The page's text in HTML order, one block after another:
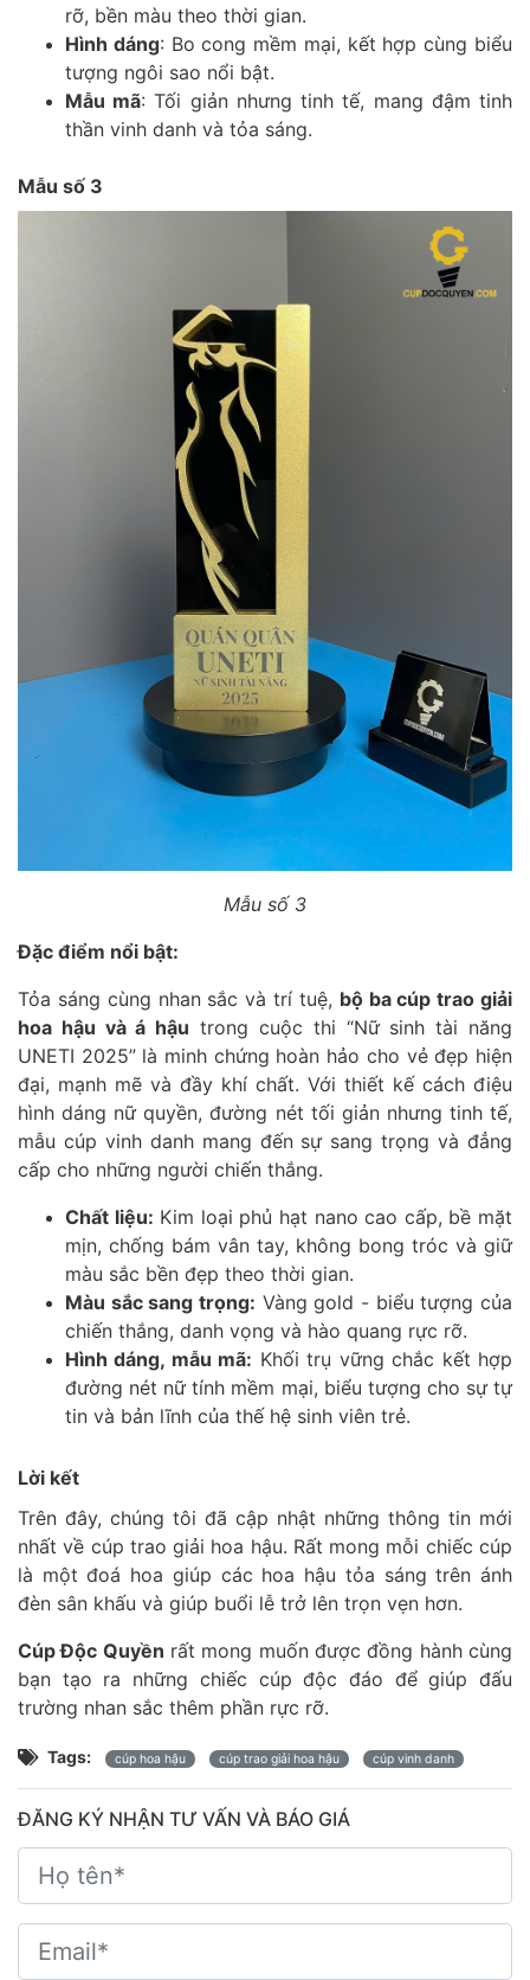
rỡ, bền màu theo thời gian.
Hình dáng: Bo cong mềm mại, kết hợp cùng biểu
tượng ngôi sao nổi bật.
Mẫu mã: Tối giản nhưng tinh tế, mang đậm tinh
thần vinh danh và tỏa sáng.
Mẫu số 3
Mẫu số 3
Đặc điểm nổi bật:
Tỏa sáng cùng nhan sắc và trí tuệ, bộ ba cúp trao giải
hoa hậu và á hậu trong cuộc thi “Nữ sinh tài năng
UNETI 2025” là minh chứng hoàn hảo cho vẻ đẹp hiện
đại, mạnh mẽ và đầy khí chất. Với thiết kế cách điệu
hình dáng nữ quyền, đường nét tối giản nhưng tinh tế,
mẫu cúp vinh danh mang đến sự sang trọng và đẳng
cấp cho những người chiến thắng.
Chất liệu: Kim loại phủ hạt nano cao cấp, bề mặt
mịn, chống bám vân tay, không bong tróc và giữ
màu sắc bền đẹp theo thời gian.
Màu sắc sang trọng: Vàng gold - biểu tượng của
chiến thắng, danh vọng và hào quang rực rỡ.
Hình dáng, mẫu mã: Khối trụ vững chắc kết hợp
đường nét nữ tính mềm mại, biểu tượng cho sự tự
tin và bản lĩnh của thế hệ sinh viên trẻ.
Lời kết
Trên đây, chúng tôi đã cập nhật những thông tin mới
nhất về cúp trao giải hoa hậu. Rất mong mỗi chiếc cúp
là một đoá hoa giúp các hoa hậu tỏa sáng trên ánh
đèn sân khấu và giúp buổi lễ trở lên trọn vẹn hơn.
Cúp Độc Quyền rất mong muốn được đồng hành cùng
bạn tạo ra những chiếc cúp độc đáo để giúp đấu
trường nhan sắc thêm phần rực rỡ.
Tags: cúp hoa hậu cúp trao giải hoa hậu cúp vinh danh
ĐĂNG KÝ NHẬN TƯ VẤN VÀ BÁO GIÁ